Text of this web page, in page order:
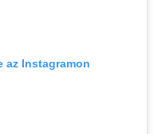
az Instagramon